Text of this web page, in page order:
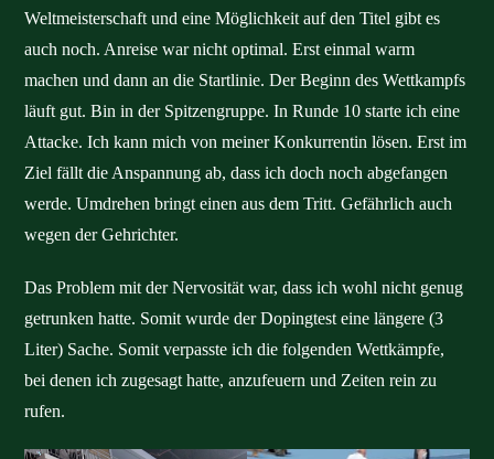
Weltmeisterschaft und eine Möglichkeit auf den Titel gibt es
auch noch. Anreise war nicht optimal. Erst einmal warm
machen und dann an die Startlinie. Der Beginn des Wettkampfs
läuft gut. Bin in der Spitzengruppe. In Runde 10 starte ich eine
Attacke. Ich kann mich von meiner Konkurrentin lösen. Erst im
Ziel fällt die Anspannung ab, dass ich doch noch abgefangen
werde. Umdrehen bringt einen aus dem Tritt. Gefährlich auch
wegen der Gehrichter.
Das Problem mit der Nervosität war, dass ich wohl nicht genug
getrunken hatte. Somit wurde der Dopingtest eine längere (3
Liter) Sache. Somit verpasste ich die folgenden Wettkämpfe,
bei denen ich zugesagt hatte, anzufeuern und Zeiten rein zu
rufen.